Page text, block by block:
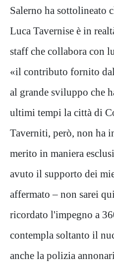
Salerno ha sottolineato
Luca Tavernise è in
staff che collabora con
«il contributo fornito
al grande sviluppo che
ultimi tempi la città di
Taverniti, però, non ha
merito in maniera
avuto il supporto dei
affermato – non sarei
ricordato l'impegno a
contempla soltanto il
anche la polizia